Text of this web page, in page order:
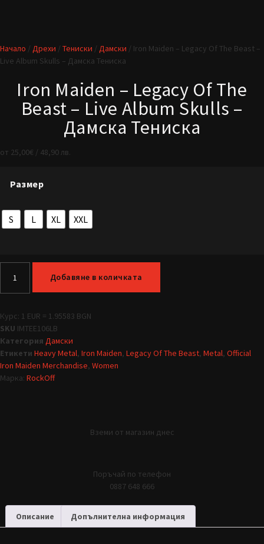
Начало / Дрехи / Тениски / Дамски / Iron Maiden – Legacy Of The Beast –
Live Album Skulls – Дамска Тениска
Iron Maiden – Legacy Of The
Beast – Live Album Skulls –
Дамска Тениска
от 25,00€ / 48,90 лв.
Размер
S L XL XXL
Добавяне в количката
Курс: 1 EUR = 1.95583 BGN
SKU IMTEE106LB
Категория Дамски
Етикети Heavy Metal, Iron Maiden, Legacy Of The Beast, Metal, Official
Iron Maiden Merchandise, Women
Марка: RockOff
Вземи от магазин днес
Поръчай по телефон
0887 648 666
Описание Допълнителна информация